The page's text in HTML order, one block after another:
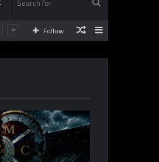
for
Article
Random
Follow